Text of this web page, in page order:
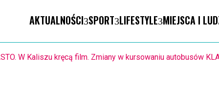
AKTUALNOŚCI SPORT LIFESTYLE MIEJSCA I
KLA